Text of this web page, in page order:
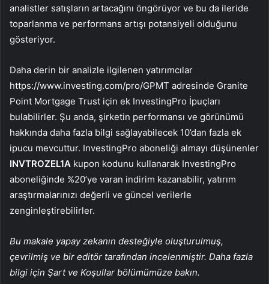
analistler satışların artacağını öngörüyor ve bu da ileride
toparlanma ve performans artışı potansiyeli olduğunu
gösteriyor.
Daha derin bir analizle ilgilenen yatırımcılar
https://www.investing.com/pro/GPMT adresinde Granite
Point Mortgage Trust için ek InvestingPro İpuçları
bulabilirler. Şu anda, şirketin performansı ve görünümü
hakkında daha fazla bilgi sağlayabilecek 10’dan fazla ek
ipucu mevcuttur. InvestingPro aboneliği almayı düşünenler
INVTROZEL1A kupon kodunu kullanarak InvestingPro
aboneliğinde %20’ye varan indirim kazanabilir, yatırım
araştırmalarınızı değerli ve güncel verilerle
zenginleştirebilirler.
Bu makale yapay zekanın desteğiyle oluşturulmuş,
çevrilmiş ve bir editör tarafından incelenmiştir. Daha fazla
bilgi için Şart ve Koşullar bölümümüze bakın.